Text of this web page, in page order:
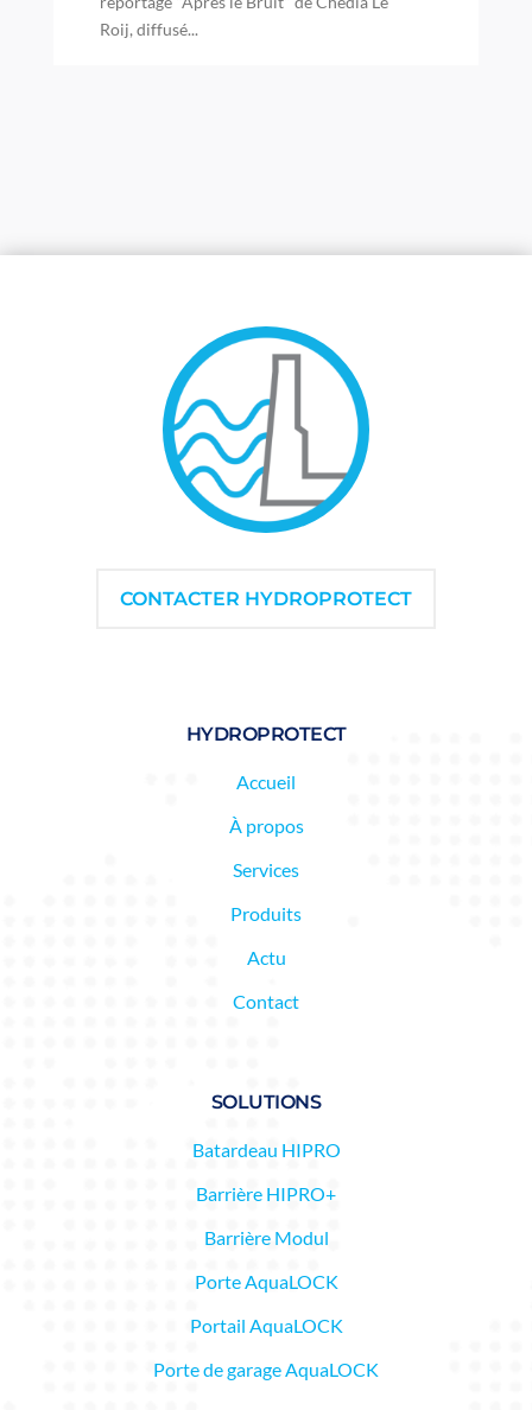
Roij, diffusé...
CONTACTER HYDROPROTECT
HYDROPROTECT
Accueil
À propos
Services
Produits
Actu
Contact
SOLUTIONS
Batardeau HIPRO
Barrière HIPRO+
Barrière Modul
Porte AquaLOCK
Portail AquaLOCK
Porte de garage AquaLOCK